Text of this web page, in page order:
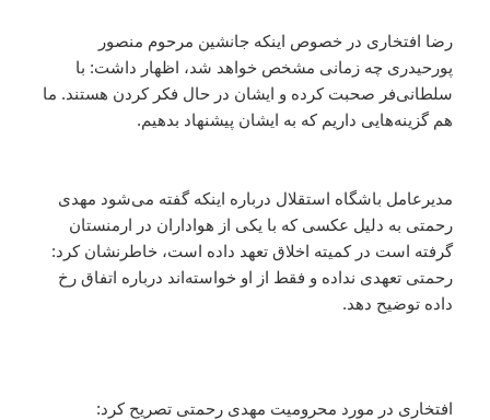
رضا افتخاری در خصوص اینکه جانشین مرحوم منصور
پورحیدری چه زمانی مشخص خواهد شد، اظهار داشت: با
سلطانی‌فر صحبت کرده و ایشان در حال فکر کردن هستند. ما
هم گزینه‌هایی داریم که به ایشان پیشنهاد بدهیم.
مدیرعامل باشگاه استقلال درباره اینکه گفته می‌شود مهدی
رحمتی به دلیل عکسی که با یکی از هواداران در ارمنستان
گرفته است در کمیته اخلاق تعهد داده است، خاطرنشان کرد:
رحمتی تعهدی نداده و فقط از او خواسته‌اند درباره اتفاق رخ
داده توضیح دهد.
افتخاری در مورد محرومیت مهدی رحمتی تصریح کرد: